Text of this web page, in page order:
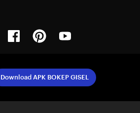
InstagramFacebookPinterest
Download APK BOKEP GISEL